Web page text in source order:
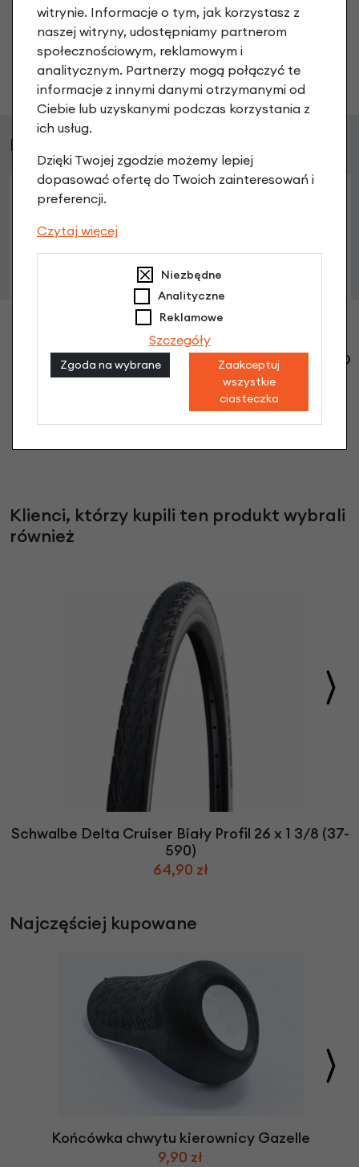
co chcesz zapytać?
Zadaj pytanie
Podobne produkty
Dźwignia hamulca rolkowego Gazelle HJ-3043AD
39,90 zł
Klienci, którzy kupili ten produkt wybrali
również
Schwalbe Delta Cruiser Biały Profil 26 x 1 3/8 (37-
590)
64,90 zł
Najczęściej kupowane
Końcówka chwytu kierownicy Gazelle
9,90 zł
witrynie. Informacje o tym, jak korzystasz z
naszej witryny, udostępniamy partnerom
społecznościowym, reklamowym i
analitycznym. Partnerzy mogą połączyć te
informacje z innymi danymi otrzymanymi od
Ciebie lub uzyskanymi podczas korzystania z
ich usług.
Dzięki Twojej zgodzie możemy lepiej
dopasować ofertę do Twoich zainteresowań i
preferencji.
Czytaj więcej
Niezbędne
Analityczne
Reklamowe
Szczegóły
Zgoda na wybrane
Zaakceptuj
wszystkie
ciasteczka